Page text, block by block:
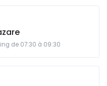
de 07:30 à 09:30